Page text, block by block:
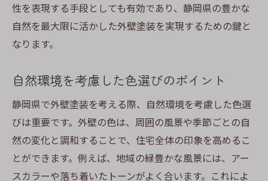
性を表現する手段としても有効であり、静岡県の豊かな
自然を最大限に活かした外壁塗装を実現するための鍵と
なります。
自然環境を考慮した色選びのポイント
静岡県で外壁塗装を考える際、自然環境を考慮した色選
びは重要です。外壁の色は、周囲の風景や季節ごとの自
然の変化と調和することで、住宅全体の印象を高めるこ
とができます。例えば、地域の緑豊かな風景には、アー
スカラーや落ち着いたトーンがよく合います。これによ